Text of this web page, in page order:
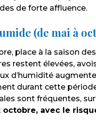
de forte affluence.
(de mai à
place à la saison
restent élevées,
d’humidité
durant cette
sont fréquentes,
avec le